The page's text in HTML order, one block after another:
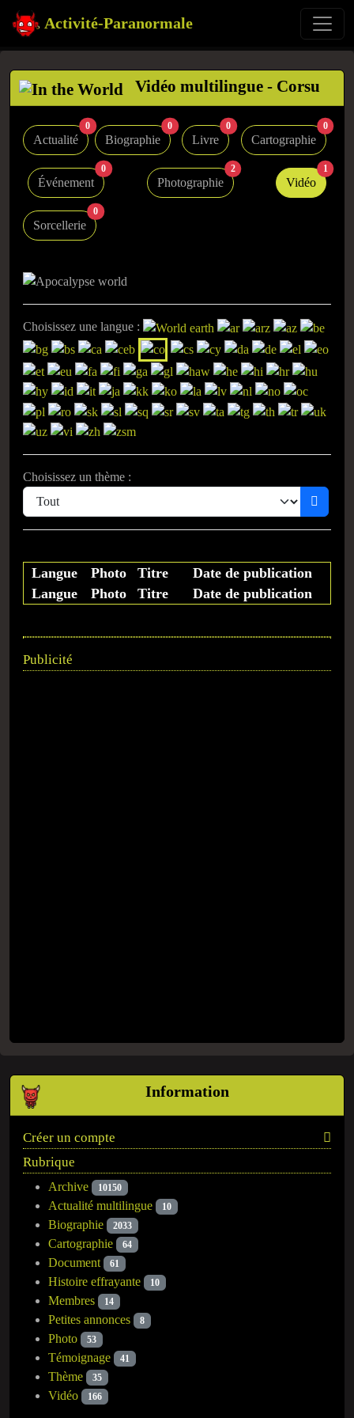
Activité-Paranormale
Information
Créer un compte
Rubrique
Archive 10150
Actualité multilingue 10
Biographie 2033
Cartographie 64
Document 61
Histoire effrayante 10
Membres 14
Petites annonces 8
Photo 53
Témoignage 41
Thème 35
Vidéo 166
Vidéo multilingue - Corsu
Actualité
0
Biographie
0
Livre
0
Cartographie
0
Événement
0
Photographie
2
Vidéo
1
Sorcellerie
0
Choisissez une langue :
Choisissez un thème :
Langue Photo Titre
Date de publication
Langue
Photo Titre Date de publication
Publicité